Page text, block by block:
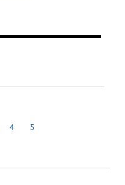
4 5